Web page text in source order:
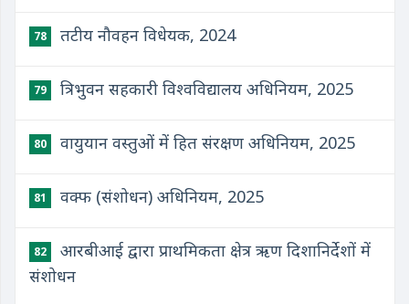
78 ​तटीय नौवहन विधेयक, 2024
79 त्रिभुवन सहकारी विश्वविद्यालय अधिनियम, 2025
80 वायुयान वस्तुओं में हित संरक्षण अधिनियम, 2025
81 वक्फ (संशोधन) अधिनियम, 2025
82
आरबीआई द्वारा प्राथमिकता क्षेत्र ऋण दिशानिर्देशों में
संशोधन